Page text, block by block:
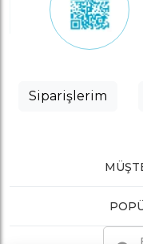
Siparişlerim